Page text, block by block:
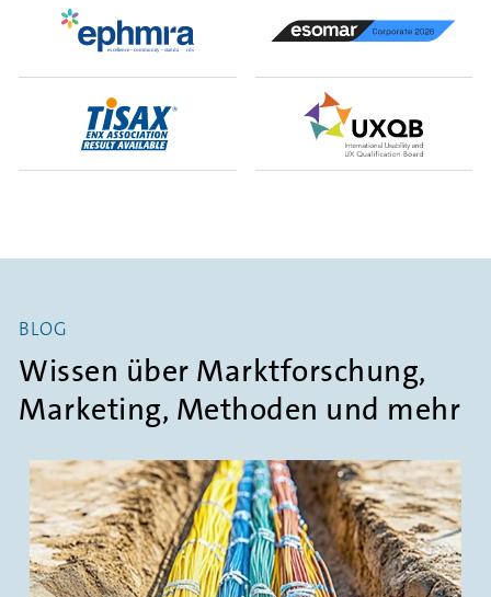
BLOG
Wissen über Marktforschung,
Marketing, Methoden und mehr